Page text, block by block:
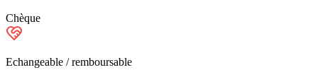
Chèque
Echangeable / remboursable